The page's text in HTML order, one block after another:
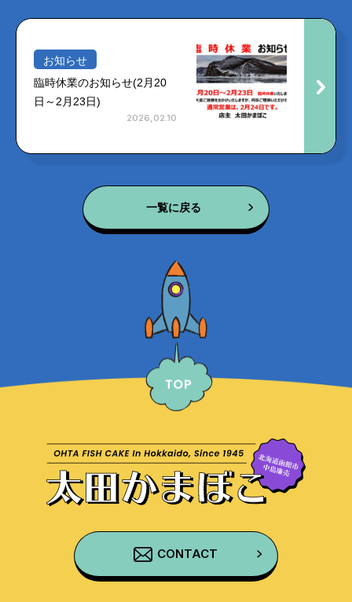
お知らせ
臨時休業のお知らせ(2月20
日～2月23日)
2026,02.10
一覧に戻る
CONTACT